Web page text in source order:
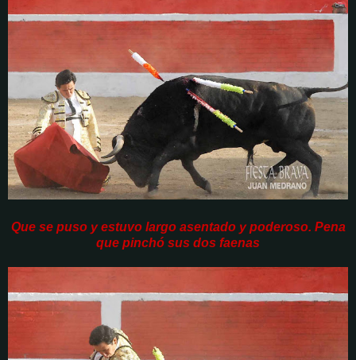
Que se puso y estuvo largo asentado y poderoso. Pena
que pinchó sus dos faenas